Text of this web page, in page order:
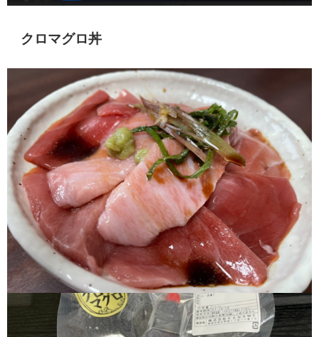
クロマグロ丼